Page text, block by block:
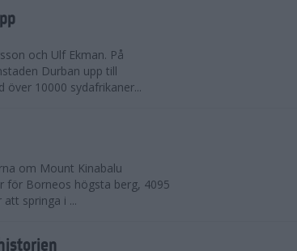
och Ulf Ekman. På
Durban upp till
över 10000 sydafrikaner...
om Mount Kinabalu
för Borneos högsta berg, 4095
springa i ...